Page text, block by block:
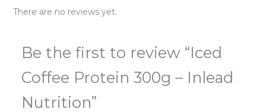
There are no reviews yet.
Be the first to review “Iced
Coffee Protein 300g – Inlead
Nutrition”